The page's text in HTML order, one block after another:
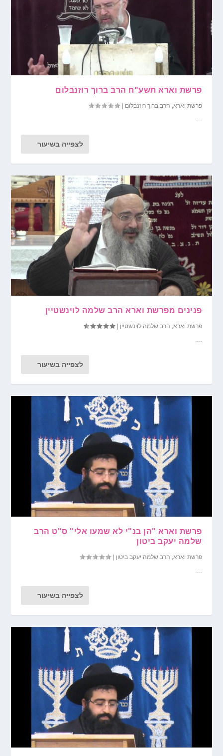
פרשת וארא תשע"ח הרב ברוך רוזנבלום
פרשת וארא הרב ברוך רוזנבלום |
לצפייה בשיעור
פנינים מפרשת וארא הרב שלמה לוינשטיין
פרשת וארא, הרב שלמה לוינשטיין |
...
לצפייה בשיעור
פרשת וארא "הן בנ"י לא שמעו אלי" ס"ט הרב
שלמה יעקב ביטון
פרשת וארא, הרב שלמה יעקב ביטון |
...
לצפייה בשיעור